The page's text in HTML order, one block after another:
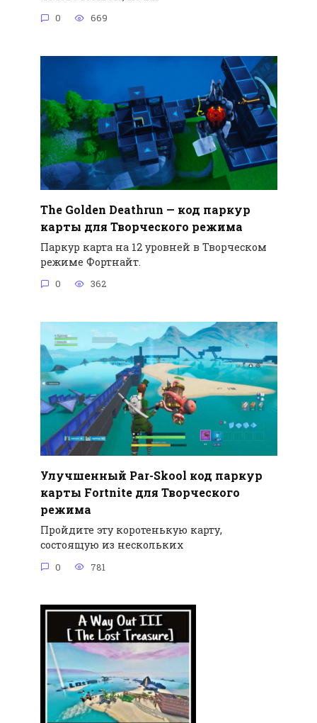
0 669
The Golden Deathrun — код паркур
карты для Творческого режима
Паркур карта на 12 уровней в Творческом
режиме Фортнайт.
0 362
Улучшенный Par-Skool код паркур
карты Fortnite для Творческого
режима
Пройдите эту коротенькую карту,
состоящую из нескольких
0 781